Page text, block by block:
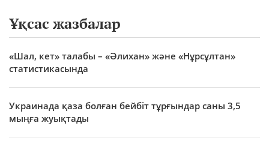
Ұқсас жазбалар
«Шал, кет» талабы – «Әлихан» және «Нұрсұлтан»
статистикасында
Украинада қаза болған бейбіт тұрғындар саны 3,5
мыңға жуықтады